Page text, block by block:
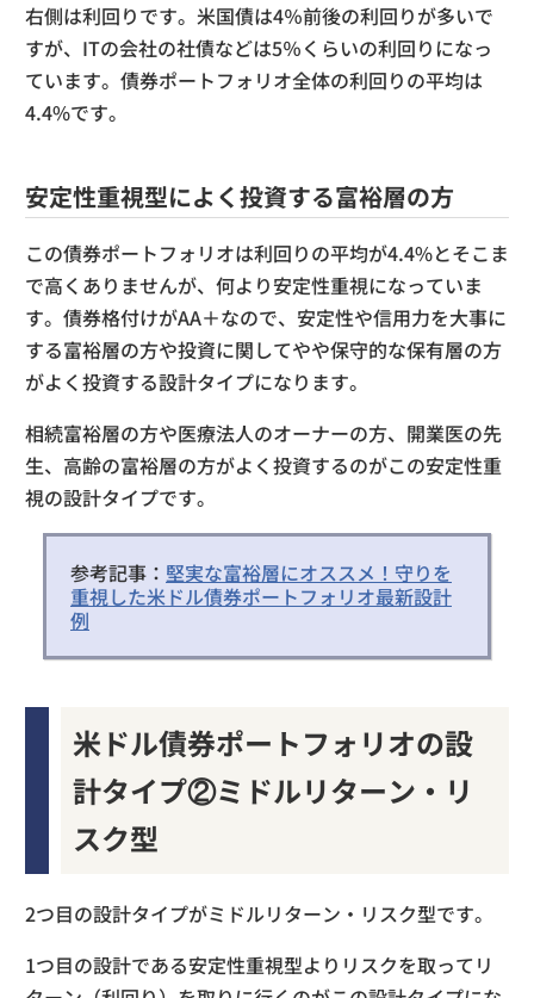
右側は利回りです。米国債は4％前後の利回りが多いで
すが、ITの会社の社債などは5％くらいの利回りになっ
ています。債券ポートフォリオ全体の利回りの平均は
4.4%です。
安定性重視型によく投資する富裕層の方
この債券ポートフォリオは利回りの平均が4.4%とそこま
で高くありませんが、何より安定性重視になっていま
す。債券格付けがAA＋なので、安定性や信用力を大事に
する富裕層の方や投資に関してやや保守的な保有層の方
がよく投資する設計タイプになります。
相続富裕層の方や医療法人のオーナーの方、開業医の先
生、高齢の富裕層の方がよく投資するのがこの安定性重
視の設計タイプです。
参考記事： 堅実な富裕層にオススメ！守りを
重視した米ドル債券ポートフォリオ最新設計
例
米ドル債券ポートフォリオの設
計タイプ②ミドルリターン・リ
スク型
2つ目の設計タイプがミドルリターン・リスク型です。
1つ目の設計である安定性重視型よりリスクを取ってリ